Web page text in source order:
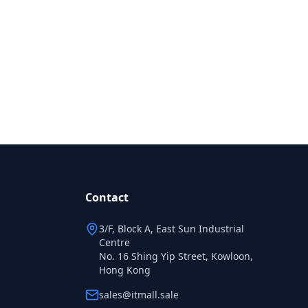
Contact
3/F, Block A, East Sun Industrial
Centre
No. 16 Shing Yip Street, Kowloon,
Hong Kong
sales@itmall.sale